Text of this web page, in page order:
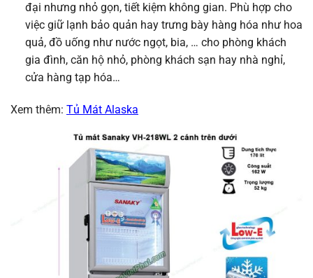
đại nhưng nhỏ gọn, tiết kiệm không gian. Phù hợp cho
việc giữ lạnh bảo quản hay trưng bày hàng hóa như hoa
quả, đồ uống như nước ngọt, bia, … cho phòng khách
gia đình, căn hộ nhỏ, phòng khách sạn hay nhà nghỉ,
cửa hàng tạp hóa…
Xem thêm: Tủ Mát Alaska